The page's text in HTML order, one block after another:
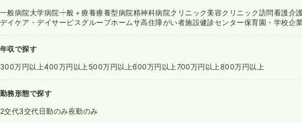
一般病院大学病院一般＋療養療養型病院精神科病院クリニック美容クリニック訪問看護介
デイケア・デイサービスグループホームサ高住障がい者施設健診センター保育園・学校企
年収で探す
300万円以上400万円以上500万円以上600万円以上700万円以上800万円以上
勤務形態で探す
2交代3交代日勤のみ夜勤のみ